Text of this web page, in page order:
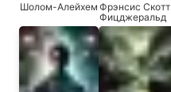
Шолом-Алейхем Фрэнсис Скотт
Фицджеральд